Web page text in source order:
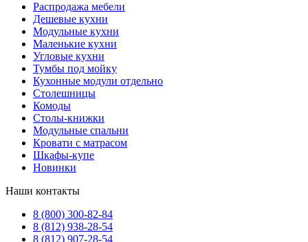
Распродажа мебели
Дешевые кухни
Модульные кухни
Маленькие кухни
Угловые кухни
Тумбы под мойку
Кухонные модули отдельно
Столешницы
Комоды
Столы-книжки
Модульные спальни
Кровати с матрасом
Шкафы-купе
Новинки
Наши контакты
8 (800) 300-82-84
8 (812) 938-28-54
8 (812) 907-28-54